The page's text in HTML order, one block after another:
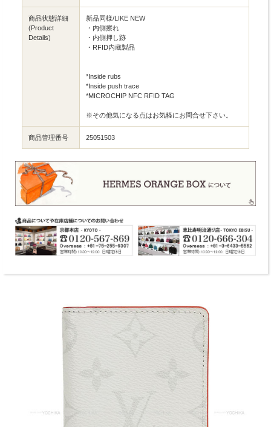
商品状態詳細
(Product
Details)
新品同様/LIKE NEW
・内側擦れ
・内側押し跡
・RFID内蔵製品
*Inside rubs
*Inside push trace
*MICROCHIP NFC RFID TAG
※その他気になる点はお気軽にお問合せ下さい。
商品管理番号 25051503